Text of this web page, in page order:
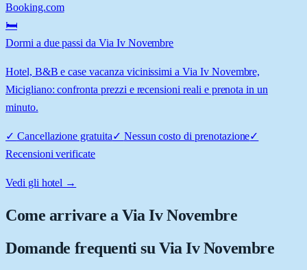
Booking.com
🛏️
Dormi a due passi da Via Iv Novembre
Hotel, B&B e case vacanza vicinissimi a Via Iv Novembre,
Micigliano: confronta prezzi e recensioni reali e prenota in un
minuto.
✓ Cancellazione gratuita✓ Nessun costo di prenotazione✓
Recensioni verificate
Vedi gli hotel →
Come arrivare aVia Iv Novembre
Domande frequenti su Via Iv Novembre